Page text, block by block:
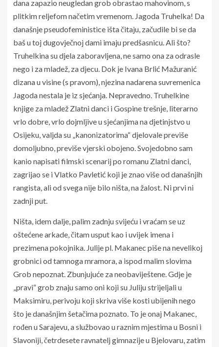
dana zapazio neugledan grob obrastao mahovinom, s
plitkim reljefom načetim vremenom. Jagoda Truhelka! Da
današnje pseudofeministice išta čitaju, začudile bi se da
baš u toj dugovječnoj dami imaju predšasnicu. Ali što?
Truhelkina su djela zaboravljena, ne samo ona za odrasle
nego i za mladež, za djecu. Dok je Ivana Brlić Mažuranić
dizana u visine (s pravom), njezina nadarena suvremenica
Jagoda nestala je iz sjećanja. Nepravedno. Truhelkine
knjige za mladež Zlatni danci i Gospine trešnje, literarno
vrlo dobre, vrlo dojmljive u sjećanjima na djetinjstvo u
Osijeku, valjda su „kanonizatorima“ djelovale previše
domoljubno, previše vjerski obojeno. Svojedobno sam
kanio napisati filmski scenarij po romanu Zlatni danci,
zagrijao se i Vlatko Pavletić koji je znao više od današnjih
rangista, ali od svega nije bilo ništa, na žalost. Ni prvi ni
zadnji put.
Ništa, idem dalje, palim zadnju svijeću i vraćam se uz
oštećene arkade, čitam usput kao i uvijek imena i
prezimena pokojnika. Julije pl. Makanec piše na nevelikoj
grobnici od tamnoga mramora, a ispod malim slovima
Grob nepoznat. Zbunjujuće za neobaviještene. Gdje je
„pravi“ grob znaju samo oni koji su Juliju strijeljali u
Maksimiru, perivoju koji skriva više kosti ubijenih nego
što je današnjim šetačima poznato. To je onaj Makanec,
rođen u Sarajevu, a službovao u raznim mjestima u Bosni i
Slavoniji, četrdesete ravnatelj gimnazije u Bjelovaru, zatim